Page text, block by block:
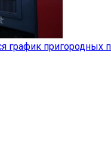
график пригородных